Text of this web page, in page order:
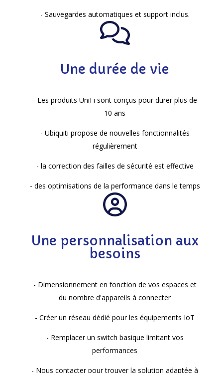
- Sauvegardes automatiques et support inclus.
Une durée de vie
- Les produits UniFi sont conçus pour durer plus de
10 ans
- Ubiquiti propose de nouvelles fonctionnalités
régulièrement
- la correction des failles de sécurité est effective
- des optimisations de la performance dans le temps
Une personnalisation aux
besoins
- Dimensionnement en fonction de vos espaces et
du nombre d'appareils à connecter
- Créer un réseau dédié pour les équipements IoT
- Remplacer un switch basique limitant vos
performances
- Nous contacter pour trouver la solution adaptée à